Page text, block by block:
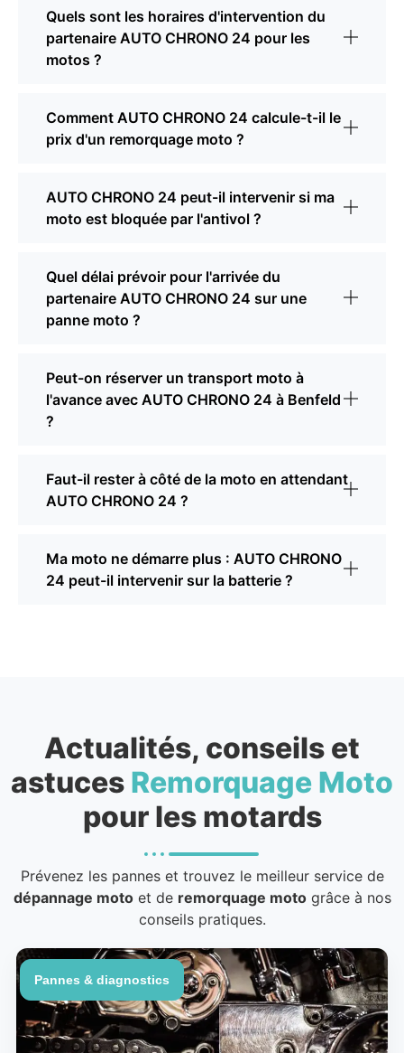
Quels sont les horaires d'intervention du
partenaire AUTO CHRONO 24 pour les
motos ?
Comment AUTO CHRONO 24 calcule-t-il le
prix d'un remorquage moto ?
AUTO CHRONO 24 peut-il intervenir si ma
moto est bloquée par l'antivol ?
Quel délai prévoir pour l'arrivée du
partenaire AUTO CHRONO 24 sur une
panne moto ?
Peut-on réserver un transport moto à
l'avance avec AUTO CHRONO 24 à Benfeld
?
Faut-il rester à côté de la moto en attendant
AUTO CHRONO 24 ?
Ma moto ne démarre plus : AUTO CHRONO
24 peut-il intervenir sur la batterie ?
Actualités, conseils et
astuces Remorquage Moto
pour les motards
Prévenez les pannes et trouvez le meilleur service de
dépannage motoet de remorquage motogrâce à nos
conseils pratiques.
Pannes & diagnostics